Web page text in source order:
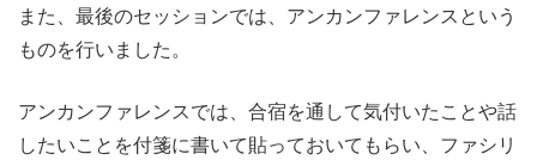
また、最後のセッションでは、アンカンファレンスという
ものを行いました。
アンカンファレンスでは、合宿を通して気付いたことや話
したいことを付箋に書いて貼っておいてもらい、ファシリ